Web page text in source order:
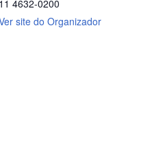
11 4632-0200
site do Organizador